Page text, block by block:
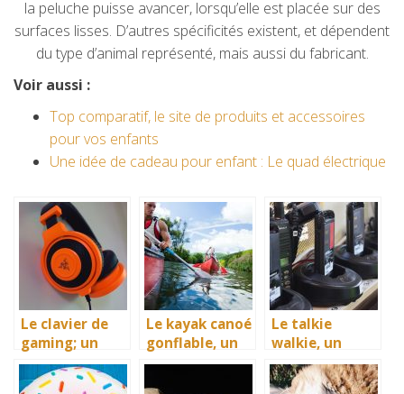
la peluche puisse avancer, lorsqu’elle est placée sur des
surfaces lisses. D’autres spécificités existent, et dépendent
du type d’animal représenté, mais aussi du fabricant.
Voir aussi :
Top comparatif, le site de produits et accessoires
pour vos enfants
Une idée de cadeau pour enfant : Le quad électrique
Le clavier de
gaming; un
essentiel à ne
pas négliger
Le kayak canoé
gonflable, un
bon
Le talkie
walkie, un
moyen de
communicatio